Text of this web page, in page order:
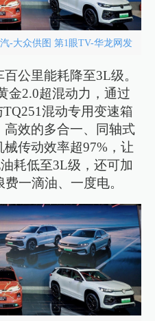
-大众供图 第1眼TV-华龙网发
公里能耗降至3L级。
金2.0超混动力，通过
混动专用变速箱
效的多合一、同轴式
传动效率超97%，让
耗低至3L级，还可加
一滴油、一度电。